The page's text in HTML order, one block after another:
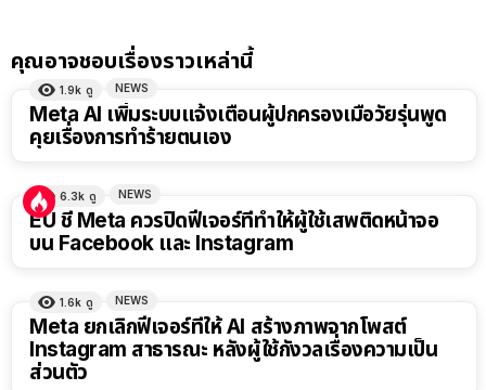
คุณอาจชอบเรื่องราวเหล่านี้
1.9k ดู NEWS
Meta AI เพิ่มระบบแจ้งเตือนผู้ปกครองเมื่อวัยรุ่นพูด
คุยเรื่องการทำร้ายตนเอง
6.3k ดู NEWS
EU ชี้ Meta ควรปิดฟีเจอร์ที่ทำให้ผู้ใช้เสพติดหน้าจอ
บน Facebook และ Instagram
1.6k ดู NEWS
Meta ยกเลิกฟีเจอร์ที่ให้ AI สร้างภาพจากโพสต์
Instagram สาธารณะ หลังผู้ใช้กังวลเรื่องความเป็น
ส่วนตัว